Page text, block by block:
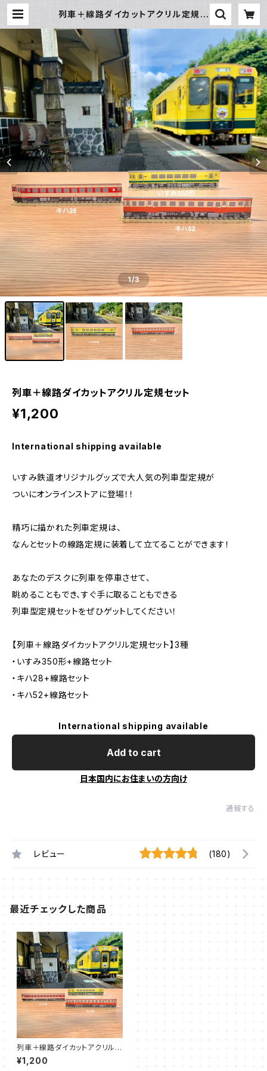
列車＋線路ダイカットアクリル定規セ
1/3
列車＋線路ダイカットアクリル定規セット
¥1,200
International shipping available
いすみ鉄道オリジナルグッズで大人気の列車型定規が
ついにオンラインストアに登場！！
精巧に描かれた列車定規は、
なんとセットの線路定規に装着して立てることができます！
あなたのデスクに列車を停車させて、
眺めることもでき、すぐ手に取ることもできる
列車型定規セットをぜひゲットしてください！
【列車＋線路ダイカットアクリル定規セット】3種
・いすみ350形+線路セット
・キハ28+線路セット
・キハ52+線路セット
International shipping available
Add to cart
日本国内にお住まいの方向け
通報する
レビュー (180)
最近チェックした商品
列車＋線路ダイカットアクリル定
規セット
¥1,200